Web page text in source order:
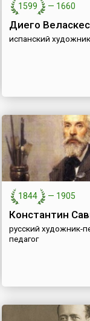
1599 — 1660
Диего Веласкес
испанский художник
1844 — 1905
Константин
русский художник-
педагог